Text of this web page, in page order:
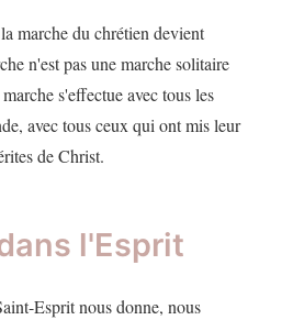
marche du chrétien devient
n'est pas une marche solitaire
s'effectue avec tous les
avec tous ceux qui ont mis leur
de Christ.
l'Esprit
Esprit nous donne, nous